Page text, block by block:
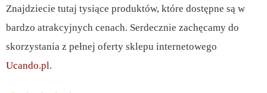
Znajdziecie tutaj tysiące produktów, które dostępne są w
bardzo atrakcyjnych cenach. Serdecznie zachęcamy do
skorzystania z pełnej oferty sklepu internetowego
Ucando.pl.